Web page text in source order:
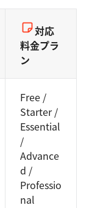
対応
料金プラ
ン
Free /
Starter /
Essential
/
Advance
d /
Professio
nal